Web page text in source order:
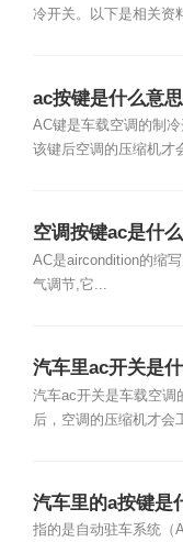
冷开关。以下是相关资
ac按键是什么意思
AC键是车载空调的制
该键后空调的压缩机才
空调按键ac是什
AC是aircondition的缩
气调节,它...
汽车里ac开关是
汽车ac开关是车载空调
后，空调的压缩机才会
汽车里的a按键是
指的是自动驻车系统（